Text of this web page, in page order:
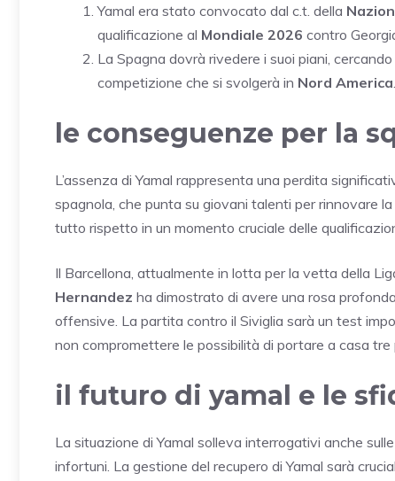
Yamal era stato convocato dal c.t. della
qualificazione al Mondiale 2026 contro
La Spagna dovrà rivedere i suoi piani,
competizione che si svolgerà in Nord America
le conseguenze per la
L’assenza di Yamal rappresenta una perdita
spagnola, che punta su giovani talenti per rinnovare
tutto rispetto in un momento cruciale delle
Il Barcellona, attualmente in lotta per la vetta della
Hernandez ha dimostrato di avere una rosa
offensive. La partita contro il Siviglia sarà un test
non compromettere le possibilità di portare a casa tre
il futuro di yamal e le
La situazione di Yamal solleva interrogativi anche
infortuni. La gestione del recupero di Yamal sarà